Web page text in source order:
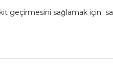
geçirmesini sağlamak için